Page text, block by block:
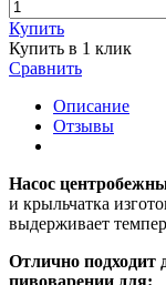
Купить
Купить в 1 клик
Сравнить
Описание
Отзывы
Насос
и крыльчатка
выдерживает
Отлично подходит
пивоварении для: